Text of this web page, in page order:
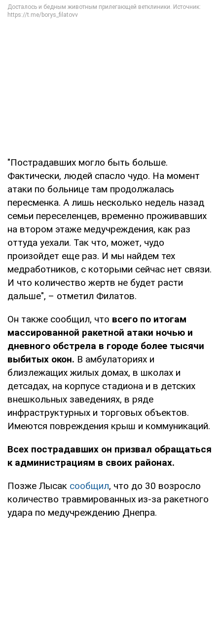
"Пострадавших могло быть больше.
Фактически, людей спасло чудо. На момент
атаки по больнице там продолжалась
пересменка. А лишь несколько недель назад
семьи переселенцев, временно проживавших
на втором этаже медучреждения, как раз
оттуда уехали. Так что, может, чудо
произойдет еще раз. И мы найдем тех
медработников, с которыми сейчас нет связи.
И что количество жертв не будет расти
дальше", – отметил Филатов.
Он также сообщил, что всего по итогам
массированной ракетной атаки ночью и
дневного обстрела в городе более тысячи
выбитых окон. В амбулаториях и
близлежащих жилых домах, в школах и
детсадах, на корпусе стадиона и в детских
внешкольных заведениях, в ряде
инфраструктурных и торговых объектов.
Имеются повреждения крыш и коммуникаций.
Всех пострадавших он призвал обращаться
к администрациям в своих районах.
Позже Лысак сообщил, что до 30 возросло
количество травмированных из-за ракетного
удара по медучреждению Днепра.